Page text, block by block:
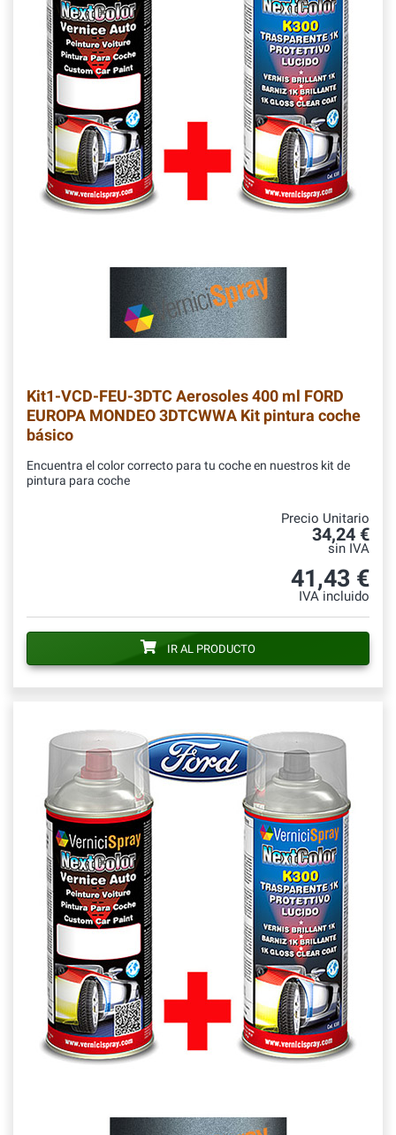
Kit1-VCD-FEU-3DTC Aerosoles 400 ml FORD
EUROPA MONDEO 3DTCWWA Kit pintura coche
básico
Encuentra el color correcto para tu coche en nuestros kit de
pintura para coche
Precio Unitario
34,24 €
sin IVA
41,43 €
IVA incluido
IR AL PRODUCTO